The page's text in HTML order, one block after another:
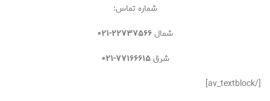
شماره تماس:
شمال۲۲۷۳۷۵۶۶-۰۲۱
شرق۷۷۱۶۶۶۱۵-۰۲۱
[/av_textblock]